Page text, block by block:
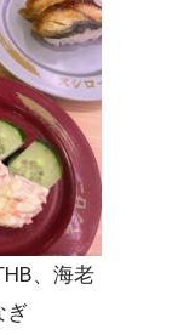
、海老
ぎ